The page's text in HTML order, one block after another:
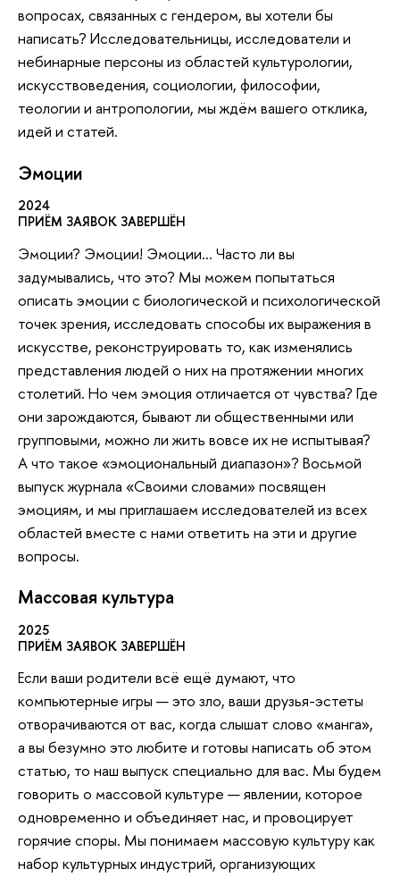
вопросах, связанных с гендером, вы хотели бы
написать? Исследовательницы, исследователи и
небинарные персоны из областей культурологии,
искусствоведения, социологии, философии,
теологии и антропологии, мы ждём вашего отклика,
идей и статей.
Эмоции
2024
ПРИЁМ ЗАЯВОК ЗАВЕРШЁН
Эмоции? Эмоции! Эмоции… Часто ли вы
задумывались, что это? Мы можем попытаться
описать эмоции с биологической и психологической
точек зрения, исследовать способы их выражения в
искусстве, реконструировать то, как изменялись
представления людей о них на протяжении многих
столетий. Но чем эмоция отличается от чувства? Где
они зарождаются, бывают ли общественными или
групповыми, можно ли жить вовсе их не испытывая?
А что такое «эмоциональный диапазон»? Восьмой
выпуск журнала «Своими словами» посвящен
эмоциям, и мы приглашаем исследователей из всех
областей вместе с нами ответить на эти и другие
вопросы.
Массовая культура
2025
ПРИЁМ ЗАЯВОК ЗАВЕРШЁН
Если ваши родители всё ещё думают, что
компьютерные игры — это зло, ваши друзья-эстеты
отворачиваются от вас, когда слышат слово «манга»,
а вы безумно это любите и готовы написать об этом
статью, то наш выпуск специально для вас. Мы будем
говорить о массовой культуре — явлении, которое
одновременно и объединяет нас, и провоцирует
горячие споры. Мы понимаем массовую культуру как
набор культурных индустрий, организующих